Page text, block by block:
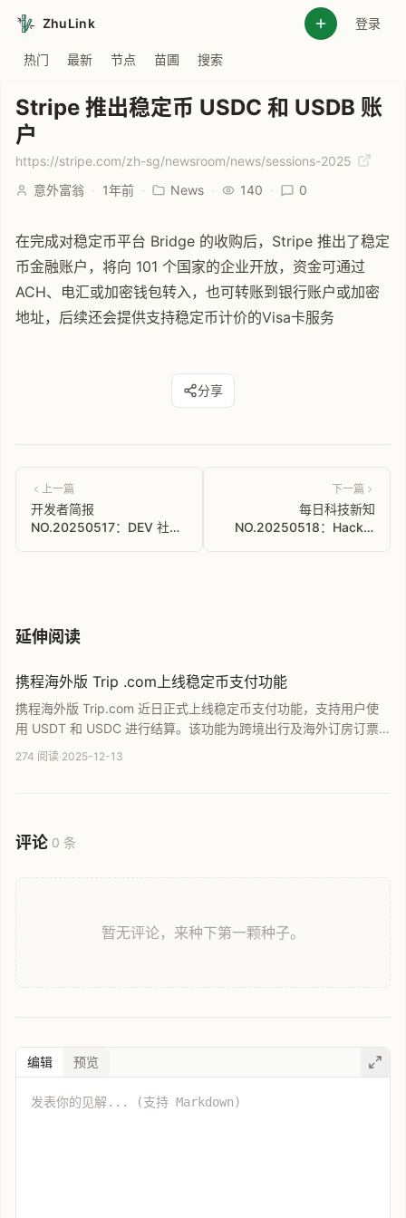
ZhuLink 登录
热门 最新 节点 苗圃 搜索
Stripe 推出稳定币 USDC 和 USDB 账
户
https://stripe.com/zh-sg/newsroom/news/sessions-2025
意外富翁 · 1年前 · News · 140 · 0
在完成对稳定币平台 Bridge 的收购后，Stripe 推出了稳定
币金融账户，将向 101 个国家的企业开放，资金可通过
ACH、电汇或加密钱包转入，也可转账到银行账户或加密
地址，后续还会提供支持稳定币计价的Visa卡服务
分享
上一篇
开发者简报
NO.20250517：DEV 社区
下一篇
每日科技新知
NO.20250518：Hacker
延伸阅读
携程海外版 Trip .com上线稳定币支付功能
携程海外版 Trip.com 近日正式上线稳定币支付功能，支持用户使
用 USDT 和 USDC 进行结算。该功能为跨境出行及海外订房订票
用户提供了更灵活的支付选择，有效解决了海外信用卡风控或发卡
274 阅读·2025-12-13
评论 0 条
暂无评论，来种下第一颗种子。
编辑 预览